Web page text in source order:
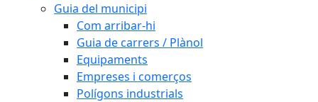
Guia del municipi
Com arribar-hi
Guia de carrers / Plànol
Equipaments
Empreses i comerços
Polígons industrials